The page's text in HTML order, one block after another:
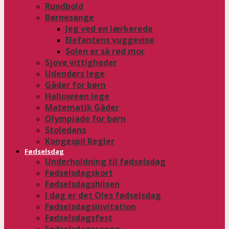
Rundbold
Børnesange
Jeg ved en lærkerede
Elefantens vuggevise
Solen er så rød mor
Sjove vittigheder
Udendørs lege
Gåder for børn
Halloween lege
Matematik Gåder
Olympiade for børn
Stoledans
Kongespil Regler
Fødselsdag
Underholdning til fødselsdag
Fødselsdagskort
Fødselsdagshilsen
I dag er det Oles fødselsdag
Fødselsdagsinvitation
Fødselsdagsfest